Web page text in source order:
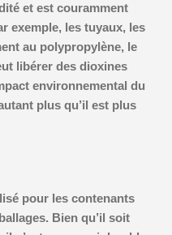
et est couramment
exemple, les tuyaux, les
au polypropylène, le
libérer des dioxines
environnemental du
plus qu’il est plus
pour les contenants
Bien qu’il soit